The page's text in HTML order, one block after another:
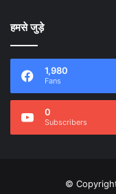
हमसे जुड़े
1,980
Fans
0
Subscribers
©